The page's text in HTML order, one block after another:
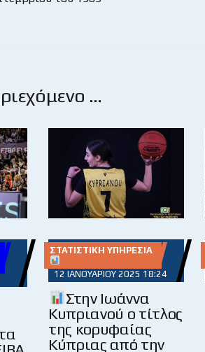
…
ΣΤΑΤΙΣΤΙΚΉ ΥΠΗΡΕΣΊΑ
12 ΙΑΝΟΥΑΡΊΟΥ 2025 18:24
Στην Ιωάννα
Κυπριανού ο τίτλος
της κορυφαίας
Κύπριας από την